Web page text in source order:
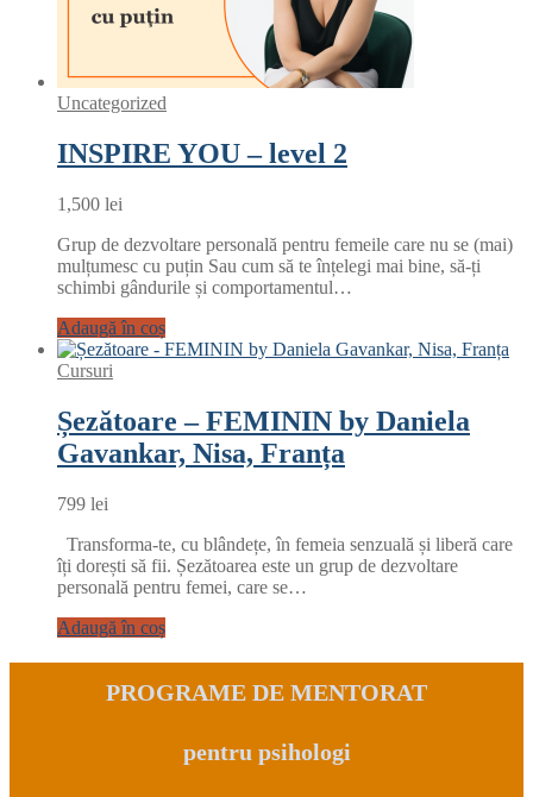
Uncategorized
INSPIRE YOU – level 2
1,500 lei
Grup de dezvoltare personală pentru femeile care nu se (mai)
mulțumesc cu puțin Sau cum să te înțelegi mai bine, să-ți
schimbi gândurile și comportamentul…
Adaugă în coș
Cursuri
Șezătoare – FEMININ by Daniela
Gavankar​, Nisa, Franța
799 lei
Transforma-te, cu blândețe, în femeia senzuală și liberă care
îți dorești să fii. Șezătoarea este un grup de dezvoltare
personală pentru femei, care se…
Adaugă în coș
PROGRAME DE MENTORAT
pentru psihologi